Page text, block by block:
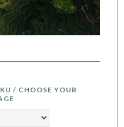
/ CHOOSE YOUR